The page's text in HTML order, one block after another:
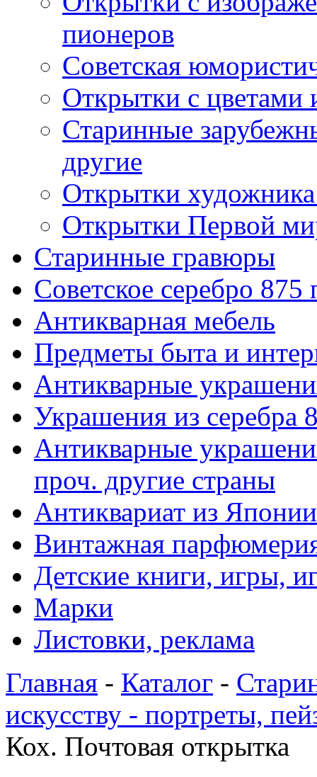
пионеров
Советская
Открытки с цветами
Старинные
другие
Открытки
Открытки Первой
Старинные гравюры
Советское серебро
Антикварная мебель
Предметы быта и
Антикварные
Украшения из серебра
Антикварные
проч. другие страны
Антиквариат из
Винтажная
Детские книги, игры,
Марки
Листовки, реклама
Главная - Каталог -
искусству - портреты,
Кох. Почтовая открытка